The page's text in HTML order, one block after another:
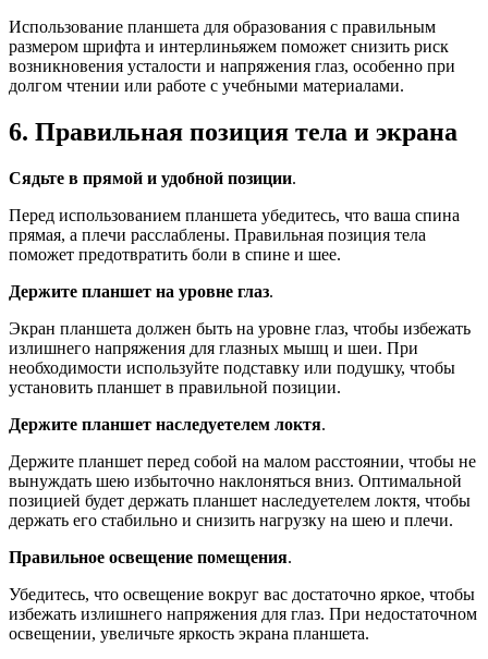
Использование планшета для образования с правильным
размером шрифта и интерлиньяжем поможет снизить риск
возникновения усталости и напряжения глаз, особенно при
долгом чтении или работе с учебными материалами.
6. Правильная позиция тела и экрана
Сядьте в прямой и удобной позиции.
Перед использованием планшета убедитесь, что ваша спина
прямая, а плечи расслаблены. Правильная позиция тела
поможет предотвратить боли в спине и шее.
Держите планшет на уровне глаз.
Экран планшета должен быть на уровне глаз, чтобы избежать
излишнего напряжения для глазных мышц и шеи. При
необходимости используйте подставку или подушку, чтобы
установить планшет в правильной позиции.
Держите планшет наследуетелем локтя.
Держите планшет перед собой на малом расстоянии, чтобы не
вынуждать шею избыточно наклоняться вниз. Оптимальной
позицией будет держать планшет наследуетелем локтя, чтобы
держать его стабильно и снизить нагрузку на шею и плечи.
Правильное освещение помещения.
Убедитесь, что освещение вокруг вас достаточно яркое, чтобы
избежать излишнего напряжения для глаз. При недостаточном
освещении, увеличьте яркость экрана планшета.